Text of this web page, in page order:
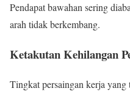
Pendapat bawahan sering
arah tidak berkembang.
Ketakutan Kehilangan
Tingkat persaingan kerja